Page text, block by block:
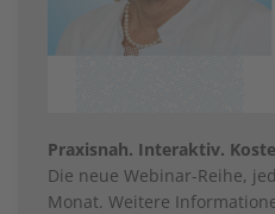
Praxisnah. Interaktiv.
Die neue Webinar-Reihe,
Monat. Weitere